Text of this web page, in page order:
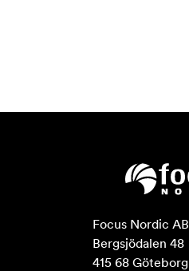
Focus Nordic AB
Bergsjödalen 48
415 68 Göteborg